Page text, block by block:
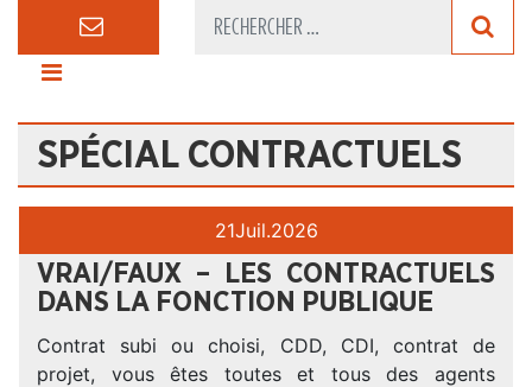
SPÉCIAL CONTRACTUELS
21Juil.2026
VRAI/FAUX – LES CONTRACTUELS
DANS LA FONCTION PUBLIQUE
Contrat subi ou choisi, CDD, CDI, contrat de
projet, vous êtes toutes et tous des agents